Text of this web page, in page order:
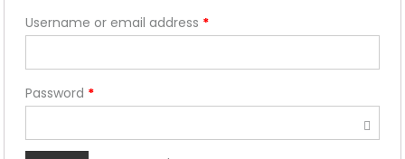
Username or email address *
Password *